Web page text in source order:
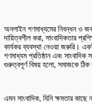
অনলাইন গণমাধ্যমের নিবন্ধন ও
দায়িত্বশীল করা, সাংবাদিকতার
কার্যকর ব্যবস্থা নেওয়া জরুরি। একই
গণমাধ্যম প্রতিষ্ঠান এবং
গুরুত্বপূর্ণ বিষয় হলো, সমাজকে ঠিক
এমন সাংবাদিক, যিনি ক্ষমতার